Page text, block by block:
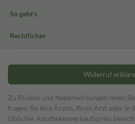
So geht's
Rechtliches
Widerruf
Zu Risiken und Nebenwirkungen lesen
fragen Sie Ihre Ärztin, Ihren Arzt oder in
Üblicher Apothekenverkaufspreis